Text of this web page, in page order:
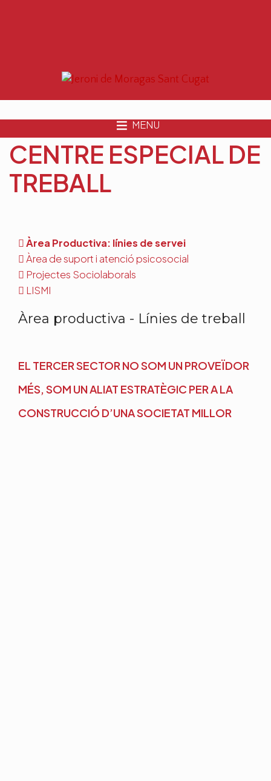
MENU
CENTRE ESPECIAL DE
TREBALL
Àrea Productiva: línies de servei
Àrea de suport i atenció psicosocial
Projectes Sociolaborals
LISMI
Àrea productiva - Línies de treball
EL TERCER SECTOR NO SOM UN PROVEÏDOR
MÉS, SOM UN ALIAT ESTRATÈGIC PER A LA
CONSTRUCCIÓ D’UNA SOCIETAT MILLOR